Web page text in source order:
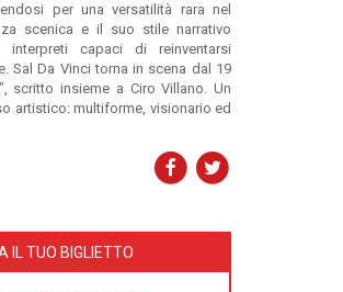
per una versatilità rara nel
scenica e il suo stile narrativo
capaci di reinventarsi
Sal Da Vinci torna in scena dal 19
scritto insieme a Ciro Villano. Un
artistico: multiforme, visionario ed
IL TUO BIGLIETTO